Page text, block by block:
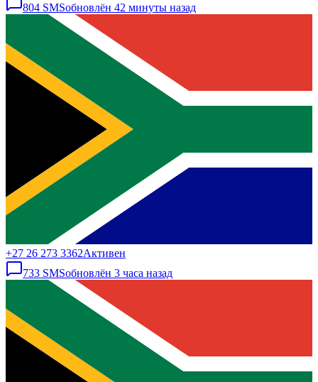
804 SMSобновлён 42 минуты назад
+27 26 273 3362Активен
733 SMSобновлён 3 часа назад